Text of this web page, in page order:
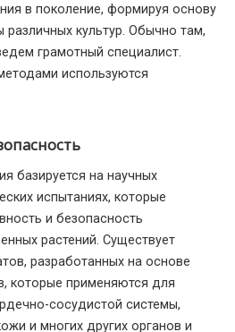
в поколение, формируя основу
культур. Обычно там,
грамотный специалист.
используются
базируется на научных
испытаниях, которые
и безопасность
растений. Существует
разработанных на основе
которые применяются для
сосудистой системы,
и многих других органов и